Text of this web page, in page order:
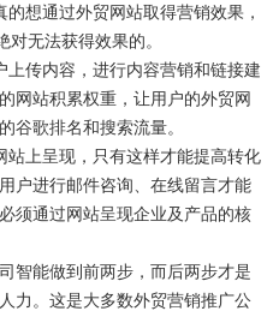
想通过外贸网站取得营销效果，
无法获得效果的。
传内容，进行内容营销和链接建
网站积累权重，让用户的外贸网
谷歌排名和搜索流量。
上呈现，只有这样才能提高转化
户进行邮件咨询、在线留言才能
须通过网站呈现企业及产品的核
能做到前两步，而后两步才是
力。这是大多数外贸营销推广公